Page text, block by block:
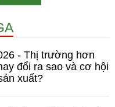
- Thị trường hơn
đổi ra sao và cơ hội
xuất?